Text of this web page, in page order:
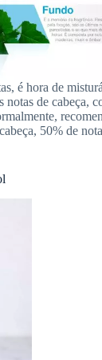
é hora de
notas de cabeça,
50% de